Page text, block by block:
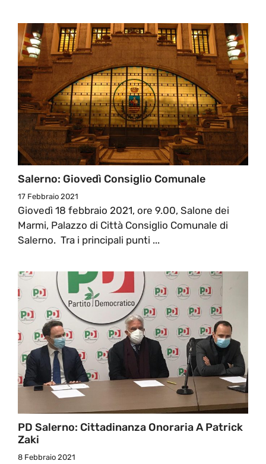
Salerno: Giovedì Consiglio Comunale
17 Febbraio 2021
Giovedì 18 febbraio 2021, ore 9.00, Salone dei
Marmi, Palazzo di Città Consiglio Comunale di
Salerno. Tra i principali punti ...
PD Salerno: Cittadinanza Onoraria A Patrick
Zaki
8 Febbraio 2021